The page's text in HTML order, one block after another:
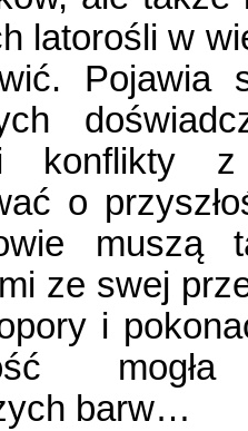
latorośli w
Pojawia
konflikty z
o
ze swej
i
barw…